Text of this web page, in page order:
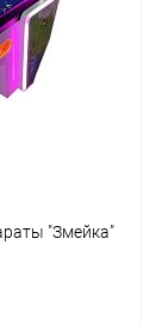
"Змейка"